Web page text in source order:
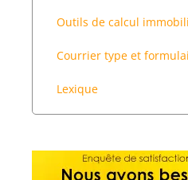
Outils de calcul
Courrier type et
Lexique